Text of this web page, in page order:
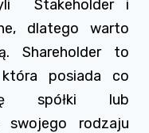
Stakeholder i
dlatego warto
Shareholder to
która posiada co
spółki lub
rodzaju